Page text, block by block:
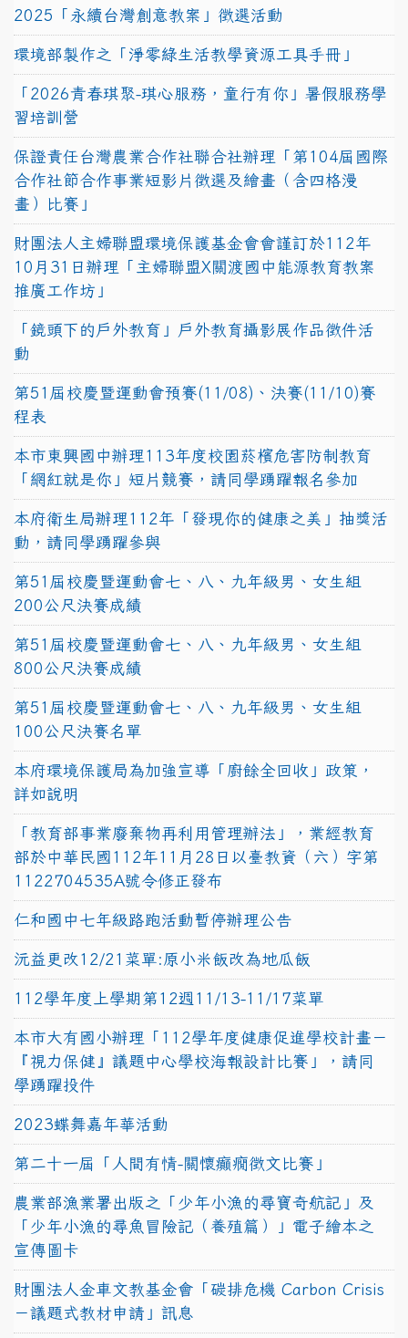
2025「永續台灣創意教案」徵選活動
環境部製作之「淨零綠生活教學資源工具手冊」
「2026青春琪聚-琪心服務，童行有你」暑假服務學
習培訓營
保證責任台灣農業合作社聯合社辦理「第104屆國際
合作社節合作事業短影片徵選及繪畫（含四格漫
畫）比賽」
財團法人主婦聯盟環境保護基金會會謹訂於112年
10月31日辦理「主婦聯盟X關渡國中能源教育教案
推廣工作坊」
「鏡頭下的戶外教育」戶外教育攝影展作品徵件活
動
第51屆校慶暨運動會預賽(11/08)、決賽(11/10)賽
程表
本市東興國中辦理113年度校園菸檳危害防制教育
「網紅就是你」短片競賽，請同學踴躍報名參加
本府衛生局辦理112年「發現你的健康之美」抽獎活
動，請同學踴躍參與
第51屆校慶暨運動會七、八、九年級男、女生組
200公尺決賽成績
第51屆校慶暨運動會七、八、九年級男、女生組
800公尺決賽成績
第51屆校慶暨運動會七、八、九年級男、女生組
100公尺決賽名單
本府環境保護局為加強宣導「廚餘全回收」政策，
詳如說明
「教育部事業廢棄物再利用管理辦法」，業經教育
部於中華民國112年11月28日以臺教資（六）字第
1122704535A號令修正發布
仁和國中七年級路跑活動暫停辦理公告
沅益更改12/21菜單:原小米飯改為地瓜飯
112學年度上學期第12週11/13-11/17菜單
本市大有國小辦理「112學年度健康促進學校計畫－
『視力保健』議題中心學校海報設計比賽」，請同
學踴躍投件
2023蝶舞嘉年華活動
第二十一屆「人間有情-關懷癲癇徵文比賽」
農業部漁業署出版之「少年小漁的尋寶奇航記」及
「少年小漁的尋魚冒險記（養殖篇）」電子繪本之
宣傳圖卡
財團法人金車文教基金會「碳排危機 Carbon Crisis
－議題式教材申請」訊息